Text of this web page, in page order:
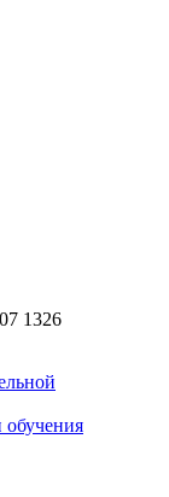
1326